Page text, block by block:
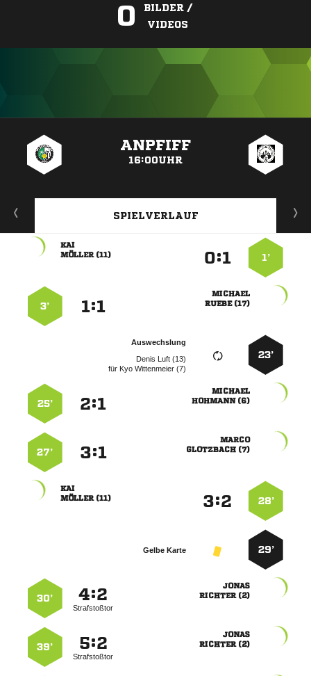
0
BILDER /
VIDEOS
ANPFIFF
16:00UHR
SPIELVERLAUF
1’
:

 

 
:
3’
23’
Auswechslung
  
für   

 
:
25’

 
:
27’
28’
:

 
29’
Gelbe Karte

 
:
Strafstoßtor
30’

 
:
Strafstoßtor
39’